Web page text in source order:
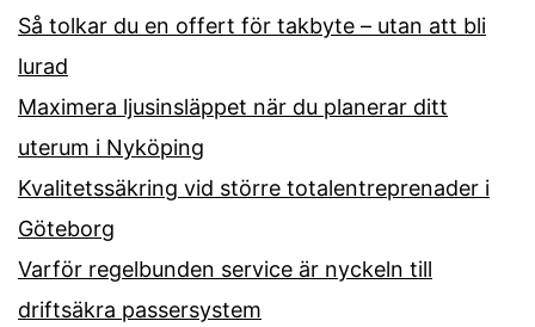
Så tolkar du en offert för takbyte – utan att bli
lurad
Maximera ljusinsläppet när du planerar ditt
uterum i Nyköping
Kvalitetssäkring vid större totalentreprenader i
Göteborg
Varför regelbunden service är nyckeln till
driftsäkra passersystem